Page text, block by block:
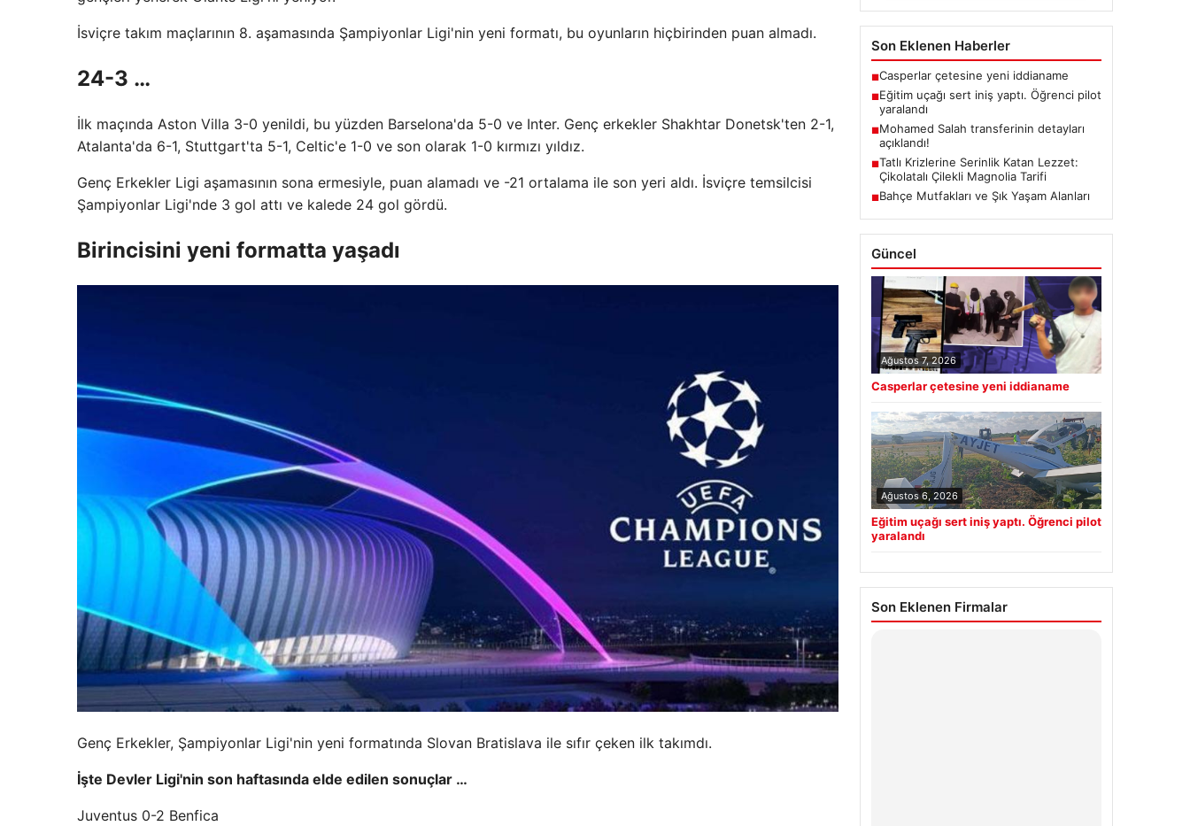
İsviçre takım maçlarının 8. aşamasında Şampiyonlar Ligi'nin yeni formatı, bu oyunların hiçbirinden puan almadı.
24-3 …
İlk maçında Aston Villa 3-0 yenildi, bu yüzden Barselona'da 5-0 ve Inter. Genç erkekler Shakhtar Donetsk'ten 2-1,
Atalanta'da 6-1, Stuttgart'ta 5-1, Celtic'e 1-0 ve son olarak 1-0 kırmızı yıldız.
Genç Erkekler Ligi aşamasının sona ermesiyle, puan alamadı ve -21 ortalama ile son yeri aldı. İsviçre temsilcisi
Şampiyonlar Ligi'nde 3 gol attı ve kalede 24 gol gördü.
Birincisini yeni formatta yaşadı
Genç Erkekler, Şampiyonlar Ligi'nin yeni formatında Slovan Bratislava ile sıfır çeken ilk takımdı.
İşte Devler Ligi'nin son haftasında elde edilen sonuçlar …
Juventus 0-2 Benfica
Son Eklenen Haberler
■Casperlar çetesine yeni iddianame
■Eğitim uçağı sert iniş yaptı. Öğrenci pilot
yaralandı
■Mohamed Salah transferinin detayları
açıklandı!
■Tatlı Krizlerine Serinlik Katan Lezzet:
Çikolatalı Çilekli Magnolia Tarifi
■Bahçe Mutfakları ve Şık Yaşam Alanları
Güncel
Ağustos 7, 2026
Casperlar çetesine yeni iddianame
Ağustos 6, 2026
Eğitim uçağı sert iniş yaptı. Öğrenci pilot
yaralandı
Son Eklenen Firmalar